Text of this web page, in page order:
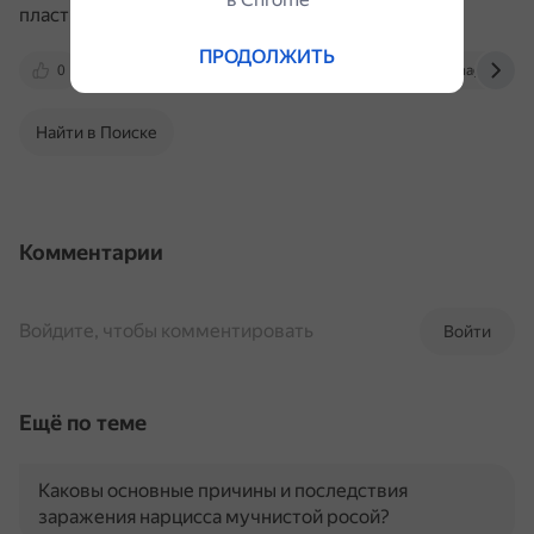
пластиковой или эмалированной посуде.
0 www.novochag.ru
Найти в Поиске
Комментарии
Войти
Войдите, чтобы комментировать
Ещё по теме
Каковы основные причины и последствия
заражения нарцисса мучнистой росой?
ПРОДОЛЖИТЬ